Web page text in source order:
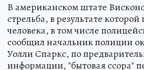
В американском штате
стрельба, в результате
человека, в том числе
сообщил начальник полиции
Уолли Спаркс, по
информации, "бытовая ссора"